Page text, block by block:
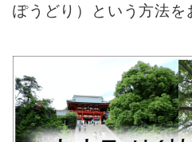
ぽうどり）という方法を